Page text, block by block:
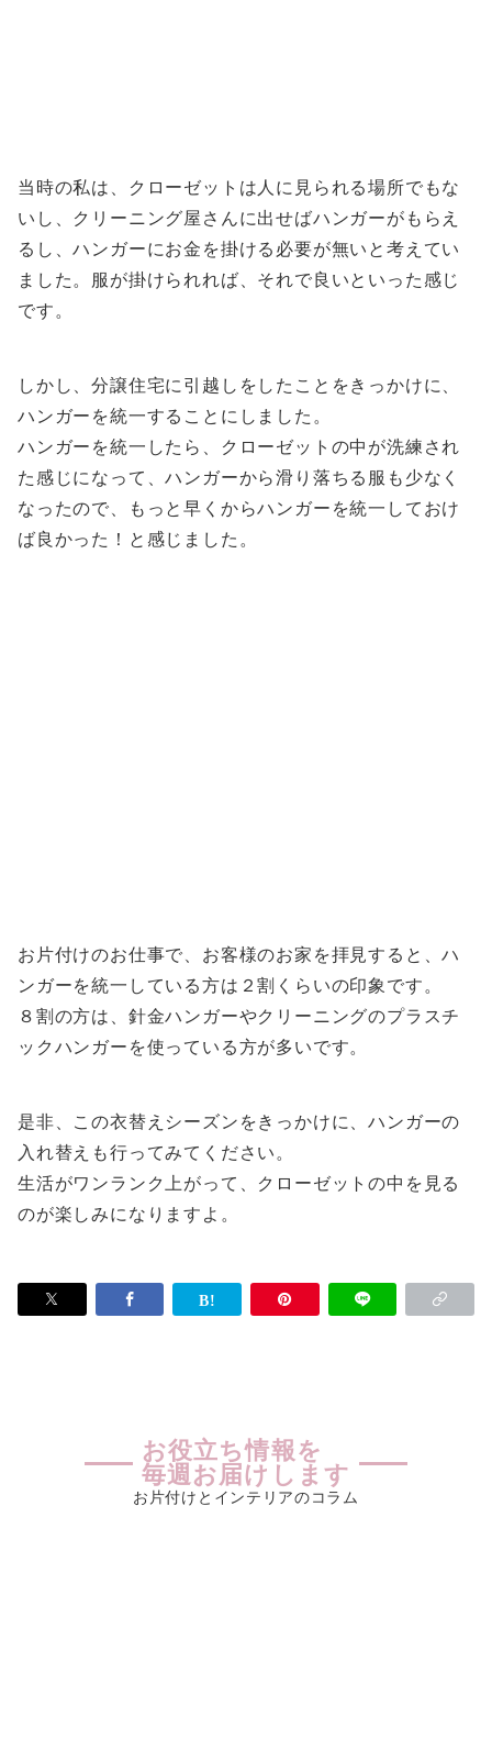
当時の私は、クローゼットは人に見られる場所でもな
いし、クリーニング屋さんに出せばハンガーがもらえ
るし、ハンガーにお金を掛ける必要が無いと考えてい
ました。服が掛けられれば、それで良いといった感じ
です。
しかし、分譲住宅に引越しをしたことをきっかけに、
ハンガーを統一することにしました。
ハンガーを統一したら、クローゼットの中が洗練され
た感じになって、ハンガーから滑り落ちる服も少なく
なったので、もっと早くからハンガーを統一しておけ
ば良かった！と感じました。
お片付けのお仕事で、お客様のお家を拝見すると、ハ
ンガーを統一している方は２割くらいの印象です。
８割の方は、針金ハンガーやクリーニングのプラスチ
ックハンガーを使っている方が多いです。
是非、この衣替えシーズンをきっかけに、ハンガーの
入れ替えも行ってみてください。
生活がワンランク上がって、クローゼットの中を見る
のが楽しみになりますよ。
お役立ち情報を
毎週お届けします
お片付けとインテリアのコラム